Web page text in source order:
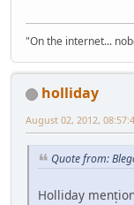
"On the internet...
holliday
August 02, 2012,
Quote from:
Holliday